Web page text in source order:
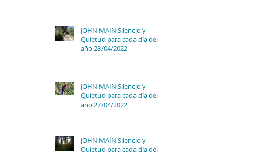
JOHN MAIN Silencio y
Quietud para cada día del
año 28/04/2022
JOHN MAIN Silencio y
Quietud para cada día del
año 27/04/2022
JOHN MAIN Silencio y
Quietud para cada día del